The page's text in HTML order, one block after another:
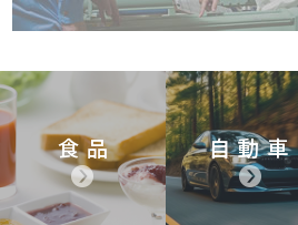
食品 自動車